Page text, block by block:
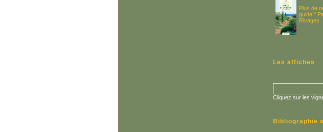
Plus de
guide "
Rivages
Les affiches
Cliquez sur les
Bibliographie